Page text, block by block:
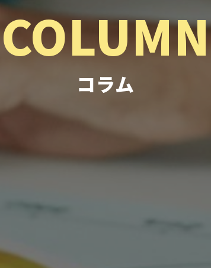
COLUMN
コラム